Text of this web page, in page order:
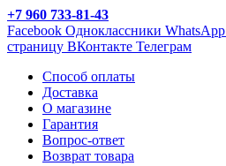
+7 960 733-81-43
Facebook Одноклассники WhatsApp
страницу ВКонтакте Телеграм
Способ оплаты
Доставка
О магазине
Гарантия
Вопрос-ответ
Возврат товара